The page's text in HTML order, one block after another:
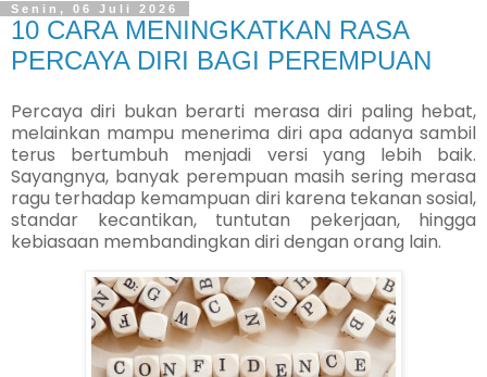
Senin, 06 Juli 2026
10 CARA MENINGKATKAN RASA
PERCAYA DIRI BAGI PEREMPUAN
Percaya diri bukan berarti merasa diri paling hebat,
melainkan mampu menerima diri apa adanya sambil
terus bertumbuh menjadi versi yang lebih baik.
Sayangnya, banyak perempuan masih sering merasa
ragu terhadap kemampuan diri karena tekanan sosial,
standar kecantikan, tuntutan pekerjaan, hingga
kebiasaan membandingkan diri dengan orang lain.